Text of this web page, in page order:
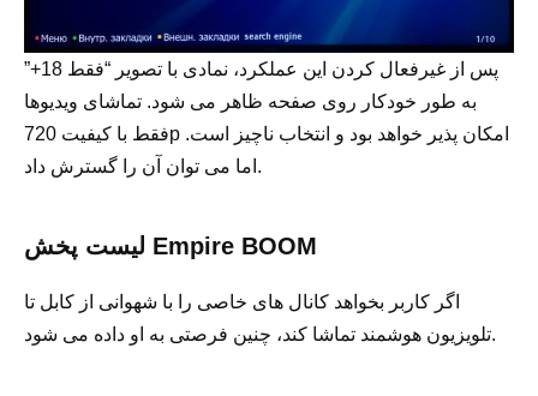
پس از غیرفعال کردن این عملکرد، نمادی با تصویر “فقط 18+”
به طور خودکار روی صفحه ظاهر می شود. تماشای ویدیوها
فقط با کیفیت 720p امکان پذیر خواهد بود و انتخاب ناچیز است.
اما می توان آن را گسترش داد.
لیست پخش Empire BOOM
اگر کاربر بخواهد کانال های خاصی را با شهوانی از کابل تا
تلویزیون هوشمند تماشا کند، چنین فرصتی به او داده می شود.